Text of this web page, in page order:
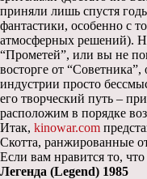
приняли лишь спустя
фантастики, особенно с
атмосферных решений).
“Прометей”, или вы не
восторге от
индустрии просто
его творческий путь –
расположим в порядке
Итак, kinowar.com
Скотта, ранжированные
Если вам нравится то,
Легенда (Legend) 1985